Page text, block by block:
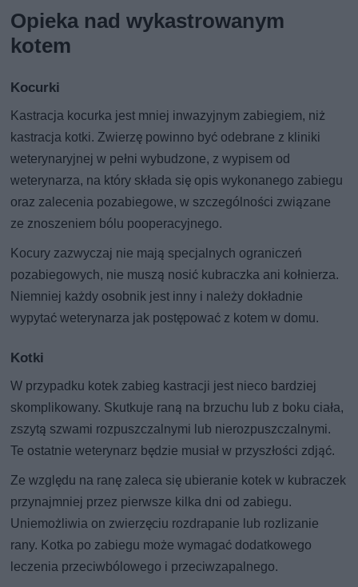
Opieka nad wykastrowanym
kotem
Kocurki
Kastracja kocurka jest mniej inwazyjnym zabiegiem, niż
kastracja kotki. Zwierzę powinno być odebrane z kliniki
weterynaryjnej w pełni wybudzone, z wypisem od
weterynarza, na który składa się opis wykonanego zabiegu
oraz zalecenia pozabiegowe, w szczególności związane
ze znoszeniem bólu pooperacyjnego.
Kocury zazwyczaj nie mają specjalnych ograniczeń
pozabiegowych, nie muszą nosić kubraczka ani kołnierza.
Niemniej każdy osobnik jest inny i należy dokładnie
wypytać weterynarza jak postępować z kotem w domu.
Kotki
W przypadku kotek zabieg kastracji jest nieco bardziej
skomplikowany. Skutkuje raną na brzuchu lub z boku ciała,
zszytą szwami rozpuszczalnymi lub nierozpuszczalnymi.
Te ostatnie weterynarz będzie musiał w przyszłości zdjąć.
Ze względu na ranę zaleca się ubieranie kotek w kubraczek
przynajmniej przez pierwsze kilka dni od zabiegu.
Uniemożliwia on zwierzęciu rozdrapanie lub rozlizanie
rany. Kotka po zabiegu może wymagać dodatkowego
leczenia przeciwbólowego i przeciwzapalnego.